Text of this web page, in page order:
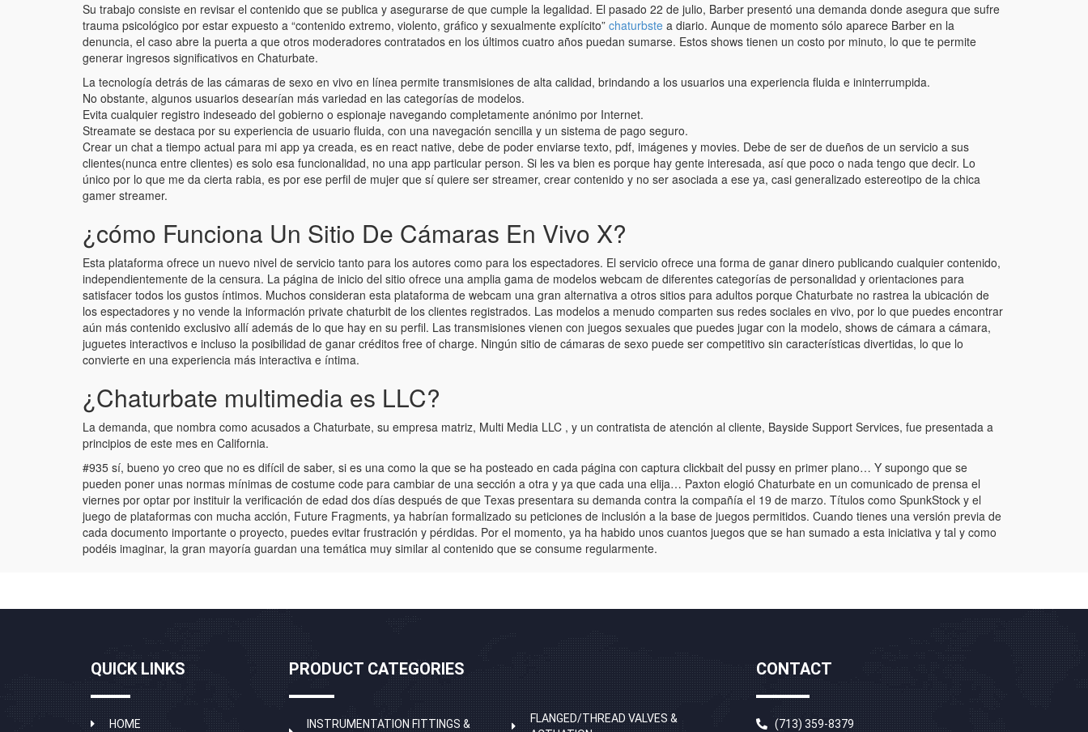
Su trabajo consiste en revisar el contenido que se publica y asegurarse de que cumple la legalidad. El pasado 22 de julio, Barber presentó una demanda donde asegura que sufre
trauma psicológico por estar expuesto a “contenido extremo, violento, gráfico y sexualmente explícito” chaturbste a diario. Aunque de momento sólo aparece Barber en la
denuncia, el caso abre la puerta a que otros moderadores contratados en los últimos cuatro años puedan sumarse. Estos shows tienen un costo por minuto, lo que te permite
generar ingresos significativos en Chaturbate.
La tecnología detrás de las cámaras de sexo en vivo en línea permite transmisiones de alta calidad, brindando a los usuarios una experiencia fluida e ininterrumpida.
No obstante, algunos usuarios desearían más variedad en las categorías de modelos.
Evita cualquier registro indeseado del gobierno o espionaje navegando completamente anónimo por Internet.
Streamate se destaca por su experiencia de usuario fluida, con una navegación sencilla y un sistema de pago seguro.
Crear un chat a tiempo actual para mi app ya creada, es en react native, debe de poder enviarse texto, pdf, imágenes y movies. Debe de ser de dueños de un servicio a sus
clientes(nunca entre clientes) es solo esa funcionalidad, no una app particular person. Si les va bien es porque hay gente interesada, así que poco o nada tengo que decir. Lo
único por lo que me da cierta rabia, es por ese perfil de mujer que sí quiere ser streamer, crear contenido y no ser asociada a ese ya, casi generalizado estereotipo de la chica
gamer streamer.
¿cómo Funciona Un Sitio De Cámaras En Vivo X?
Esta plataforma ofrece un nuevo nivel de servicio tanto para los autores como para los espectadores. El servicio ofrece una forma de ganar dinero publicando cualquier contenido,
independientemente de la censura. La página de inicio del sitio ofrece una amplia gama de modelos webcam de diferentes categorías de personalidad y orientaciones para
satisfacer todos los gustos íntimos. Muchos consideran esta plataforma de webcam una gran alternativa a otros sitios para adultos porque Chaturbate no rastrea la ubicación de
los espectadores y no vende la información private chaturbit de los clientes registrados. Las modelos a menudo comparten sus redes sociales en vivo, por lo que puedes encontrar
aún más contenido exclusivo allí además de lo que hay en su perfil. Las transmisiones vienen con juegos sexuales que puedes jugar con la modelo, shows de cámara a cámara,
juguetes interactivos e incluso la posibilidad de ganar créditos free of charge. Ningún sitio de cámaras de sexo puede ser competitivo sin características divertidas, lo que lo
convierte en una experiencia más interactiva e íntima.
¿Chaturbate multimedia es LLC?
La demanda, que nombra como acusados a Chaturbate, su empresa matriz, Multi Media LLC , y un contratista de atención al cliente, Bayside Support Services, fue presentada a
principios de este mes en California.
#935 sí, bueno yo creo que no es difícil de saber, si es una como la que se ha posteado en cada página con captura clickbait del pussy en primer plano… Y supongo que se
pueden poner unas normas mínimas de costume code para cambiar de una sección a otra y ya que cada una elija… Paxton elogió Chaturbate en un comunicado de prensa el
viernes por optar por instituir la verificación de edad dos días después de que Texas presentara su demanda contra la compañía el 19 de marzo. Títulos como SpunkStock y el
juego de plataformas con mucha acción, Future Fragments, ya habrían formalizado su peticiones de inclusión a la base de juegos permitidos. Cuando tienes una versión previa de
cada documento importante o proyecto, puedes evitar frustración y pérdidas. Por el momento, ya ha habido unos cuantos juegos que se han sumado a esta iniciativa y tal y como
podéis imaginar, la gran mayoría guardan una temática muy similar al contenido que se consume regularmente.
QUICK LINKS
HOME
PRODUCT CATEGORIES
INSTRUMENTATION FITTINGS &
FLANGED/THREAD VALVES &
CONTACT
(713) 359-8379